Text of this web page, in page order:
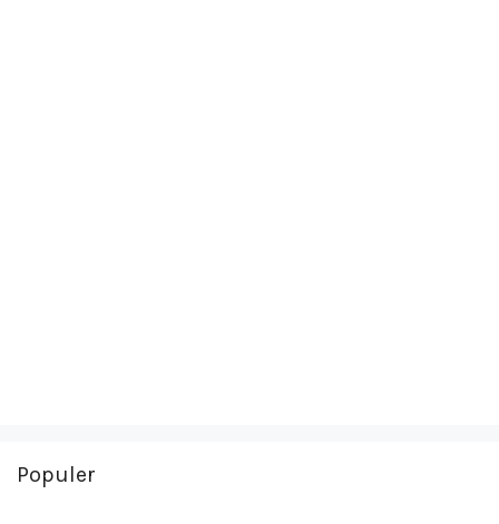
Populer